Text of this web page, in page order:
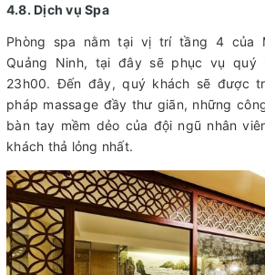
4.8. Dịch vụ Spa
Phòng spa nằm tại vị trí tầng 4 của
Quảng Ninh, tại đây sẽ phục vụ quý
23h00. Đến đây, quý khách sẽ được
pháp massage đầy thư giãn, những
bàn tay mềm dẻo của đội ngũ nhân
khách thả lỏng nhất.